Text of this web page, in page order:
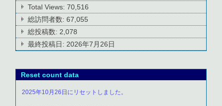
Total Views:70,516
総訪問者数:67,055
総投稿数:2,078
最終投稿日:2026年7月26日
Reset count data
2025年10月26日にリセットしました。